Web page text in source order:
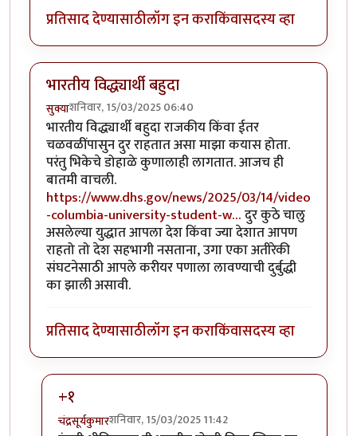
प्रतिसाद देण्यासाठीलॉग इन कराकिंवासदस्य व्हा
भारतीय विद्ध्यार्थी बहुदा
सुक्याशनिवार, 15/03/2025 06:40
भारतीय विद्ध्यार्थी बहुदा राजकीय किंवा ईतर
चळवळींपासुन दुर राहतात असा माझा कयास होता.
परंतु भिकेचे डोहाळे कुणालाही लागतात. आजच ही
बातमी वाचली.
https://www.dhs.gov/news/2025/03/14/video
-columbia-university-student-w…दुर कुठे चालु
असलेल्या युद्धात आपला देश किंवा ज्या देशात आपण
राहतो तो देश सहभागी नसताना, उगा एका अतीरेकी
संघटनेसाठी आपले करीयर पणाला लावण्याची दुर्बुद्धी
का झाली असावी.
प्रतिसाद देण्यासाठीलॉग इन कराकिंवासदस्य व्हा
+१
चंद्रसूर्यकुमारशनिवार, 15/03/2025 11:42